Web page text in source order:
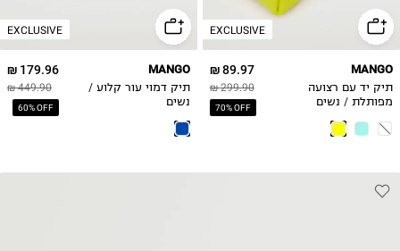
EXCLUSIVE
89.97 ₪
299.90 ₪
70% OFF
MANGO
תיק יד עם רצועה
מפותלת / נשים
EXCLUSIVE
179.96 ₪
449.90 ₪
60% OFF
MANGO
תיק דמוי עור קלוע /
נשים